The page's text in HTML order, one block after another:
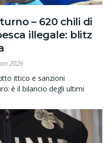
– 620 chili di
illegale: blitz
2026
ittico e sanzioni
è il bilancio degli ultimi